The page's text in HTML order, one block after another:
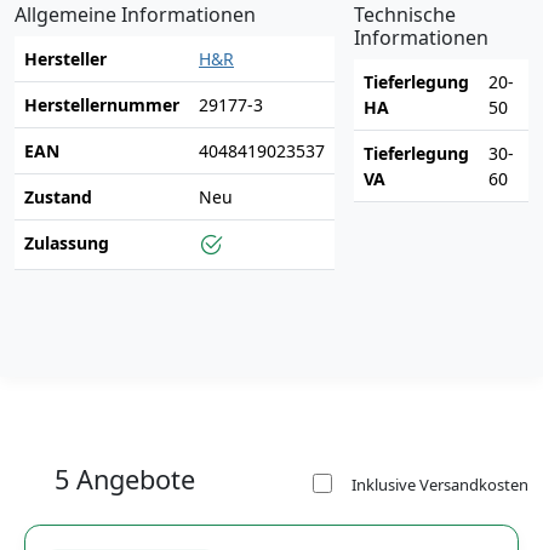
Allgemeine Informationen
Hersteller
H&R
Herstellernummer
29177-3
EAN
4048419023537
Zustand
Neu
Zulassung
Technische
Informationen
Tieferlegung
HA
20-
50
Tieferlegung
VA
30-
60
5 Angebote Inklusive Versandkosten